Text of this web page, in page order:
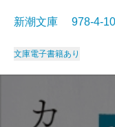
新潮文庫 978-4-
文庫電子書籍あり